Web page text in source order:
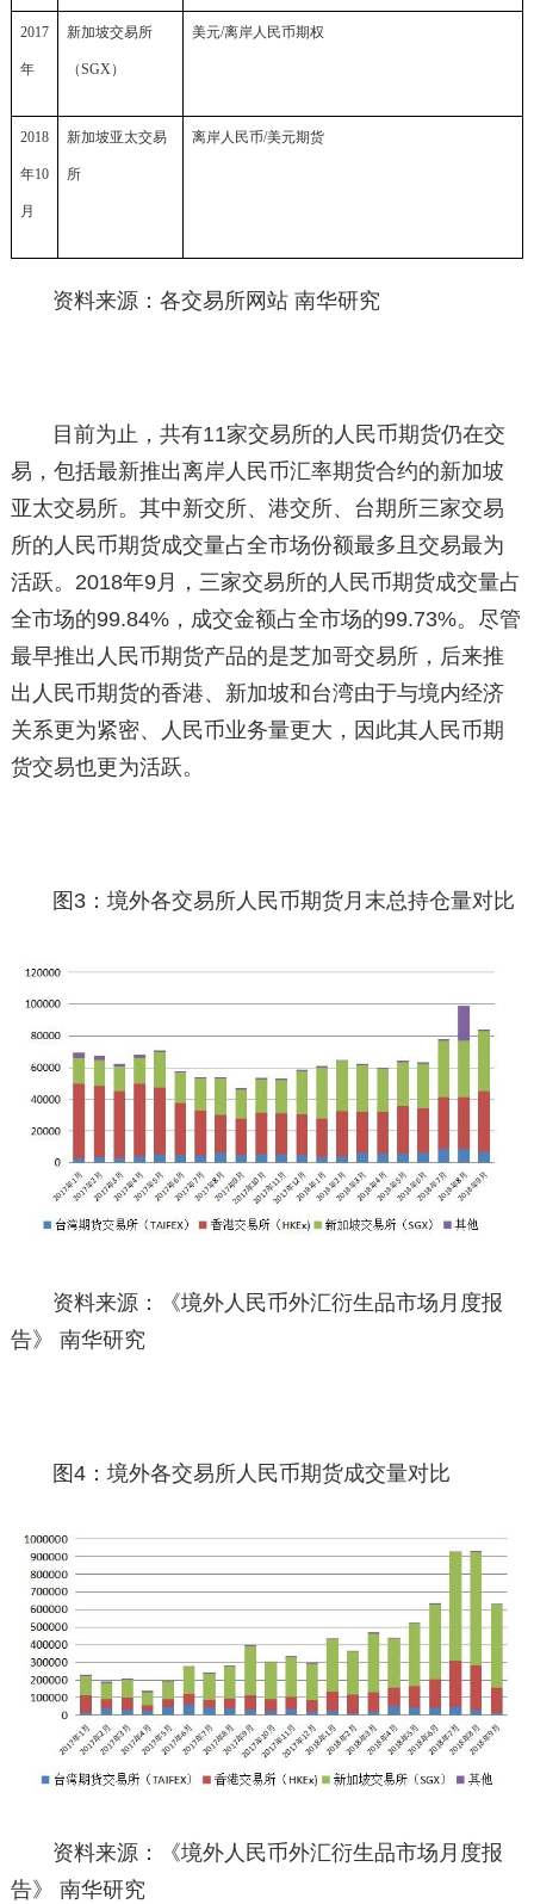
2017
年
新加坡交易所
（SGX）
美元/离岸人民币期权
2018
年10
月
新加坡亚太交易
所
离岸人民币/美元期货
资料来源：各交易所网站 南华研究
目前为止，共有11家交易所的人民币期货仍在交
易，包括最新推出离岸人民币汇率期货合约的新加坡
亚太交易所。其中新交所、港交所、台期所三家交易
所的人民币期货成交量占全市场份额最多且交易最为
活跃。2018年9月，三家交易所的人民币期货成交量占
全市场的99.84%，成交金额占全市场的99.73%。尽管
最早推出人民币期货产品的是芝加哥交易所，后来推
出人民币期货的香港、新加坡和台湾由于与境内经济
关系更为紧密、人民币业务量更大，因此其人民币期
货交易也更为活跃。
图3：境外各交易所人民币期货月末总持仓量对比
资料来源：《境外人民币外汇衍生品市场月度报
告》 南华研究
图4：境外各交易所人民币期货成交量对比
资料来源：《境外人民币外汇衍生品市场月度报
告》 南华研究